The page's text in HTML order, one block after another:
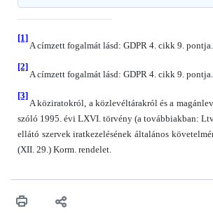
[1]
A címzett fogalmát lásd: GDPR 4. cikk 9. pontja.
[2]
A címzett fogalmát lásd: GDPR 4. cikk 9. pontja.
[3]
A köziratokról, a közlevéltárakról és a
szóló 1995. évi LXVI. törvény (a továbbiakban:
ellátó szervek iratkezelésének általános
(XII. 29.) Korm. rendelet.